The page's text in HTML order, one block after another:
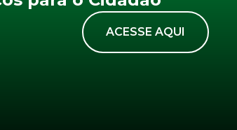
ACESSE AQUI